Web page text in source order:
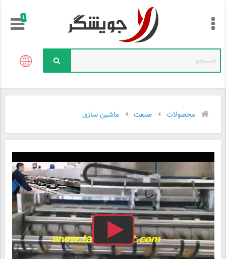
!
محصولات صنعت ماشین سازی